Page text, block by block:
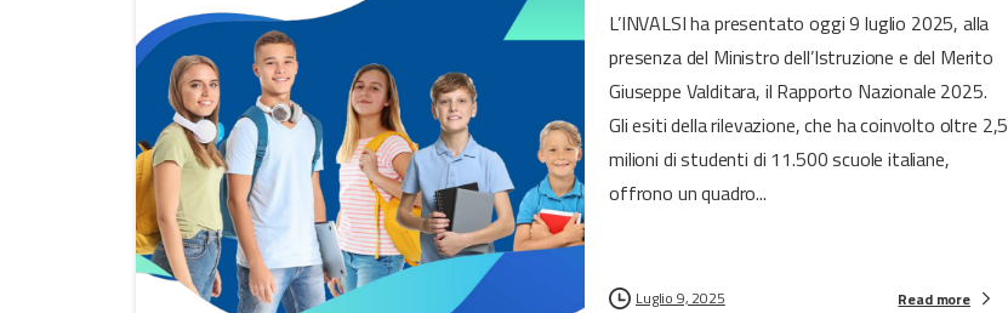
L’INVALSI ha presentato oggi 9 luglio 2025, alla
presenza del Ministro dell’Istruzione e del Merito
Giuseppe Valditara, il Rapporto Nazionale 2025.
Gli esiti della rilevazione, che ha coinvolto oltre 2,5
milioni di studenti di 11.500 scuole italiane,
offrono un quadro...
Luglio 9, 2025 Read more